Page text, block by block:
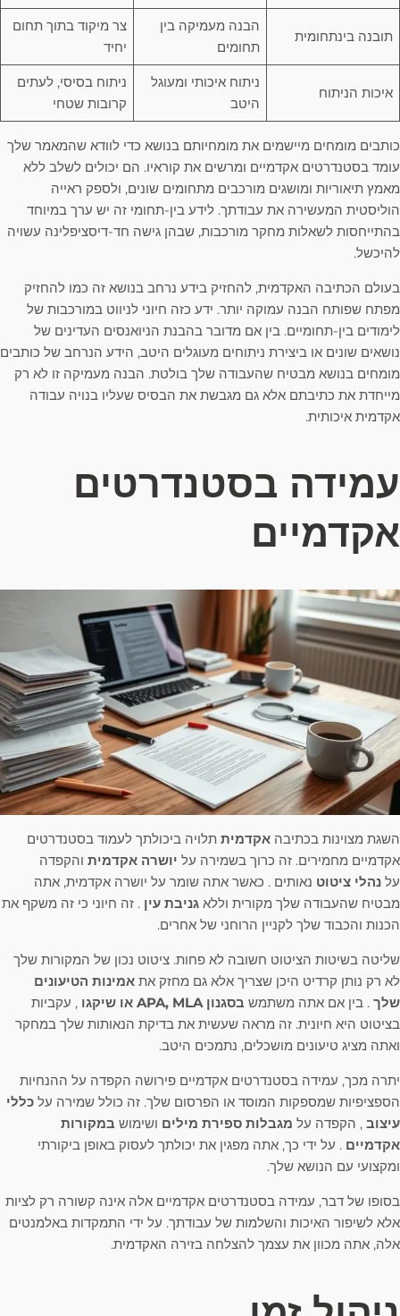
תובנה בינתחומית
הבנה מעמיקה בין
תחומים
צר מיקוד בתוך תחום
יחיד
איכות הניתוח
ניתוח איכותי ומעוגל
היטב
ניתוח בסיסי, לעתים
קרובות שטחי
כותבים מומחים מיישמים את מומחיותם בנושא כדי לוודא שהמאמר שלך
עומד בסטנדרטים אקדמיים ומרשים את קוראיו. הם יכולים לשלב ללא
מאמץ תיאוריות ומושגים מורכבים מתחומים שונים, ולספק ראייה
הוליסטית המעשירה את עבודתך. לידע בין-תחומי זה יש ערך במיוחד
בהתייחסות לשאלות מחקר מורכבות, שבהן גישה חד-דיסציפלינה עשויה
להיכשל.
בעולם הכתיבה האקדמית, להחזיק בידע נרחב בנושא זה כמו להחזיק
מפתח שפותח הבנה עמוקה יותר. ידע כזה חיוני לניווט במורכבות של
לימודים בין-תחומיים. בין אם מדובר בהבנת הניואנסים העדינים של
נושאים שונים או ביצירת ניתוחים מעוגלים היטב, הידע הנרחב של כותבים
מומחים בנושא מבטיח שהעבודה שלך בולטת. הבנה מעמיקה זו לא רק
מייחדת את כתיבתם אלא גם מגבשת את הבסיס שעליו בנויה עבודה
אקדמית איכותית.
עמידה בסטנדרטים
אקדמיים
השגת מצוינות בכתיבה אקדמית תלויה ביכולתך לעמוד בסטנדרטים
אקדמיים מחמירים. זה כרוך בשמירה על יושרה אקדמית והקפדה
על נהלי ציטוט נאותים . כאשר אתה שומר על יושרה אקדמית, אתה
מבטיח שהעבודה שלך מקורית וללא גניבת עין . זה חיוני כי זה משקף את
הכנות והכבוד שלך לקניין הרוחני של אחרים.
שליטה בשיטות הציטוט חשובה לא פחות. ציטוט נכון של המקורות שלך
לא רק נותן קרדיט היכן שצריך אלא גם מחזק את אמינות הטיעונים
שלך . בין אם אתה משתמש בסגנון APA, MLA או שיקגו
, עקביות
בציטוט היא חיונית. זה מראה שעשית את בדיקת הנאותות שלך במחקר
ואתה מציג טיעונים מושכלים, נתמכים היטב.
יתרה מכך, עמידה בסטנדרטים אקדמיים פירושה הקפדה על ההנחיות
הספציפיות שמספקות המוסד או הפרסום שלך. זה כולל שמירה על כללי
עיצוב , הקפדה על מגבלות ספירת מילים ושימוש במקורות
אקדמיים . על ידי כך, אתה מפגין את יכולתך לעסוק באופן ביקורתי
ומקצועי עם הנושא שלך.
בסופו של דבר, עמידה בסטנדרטים אקדמיים אלה אינה קשורה רק לציות
אלא לשיפור האיכות והשלמות של עבודתך. על ידי התמקדות באלמנטים
אלה, אתה מכוון את עצמך להצלחה בזירה האקדמית.